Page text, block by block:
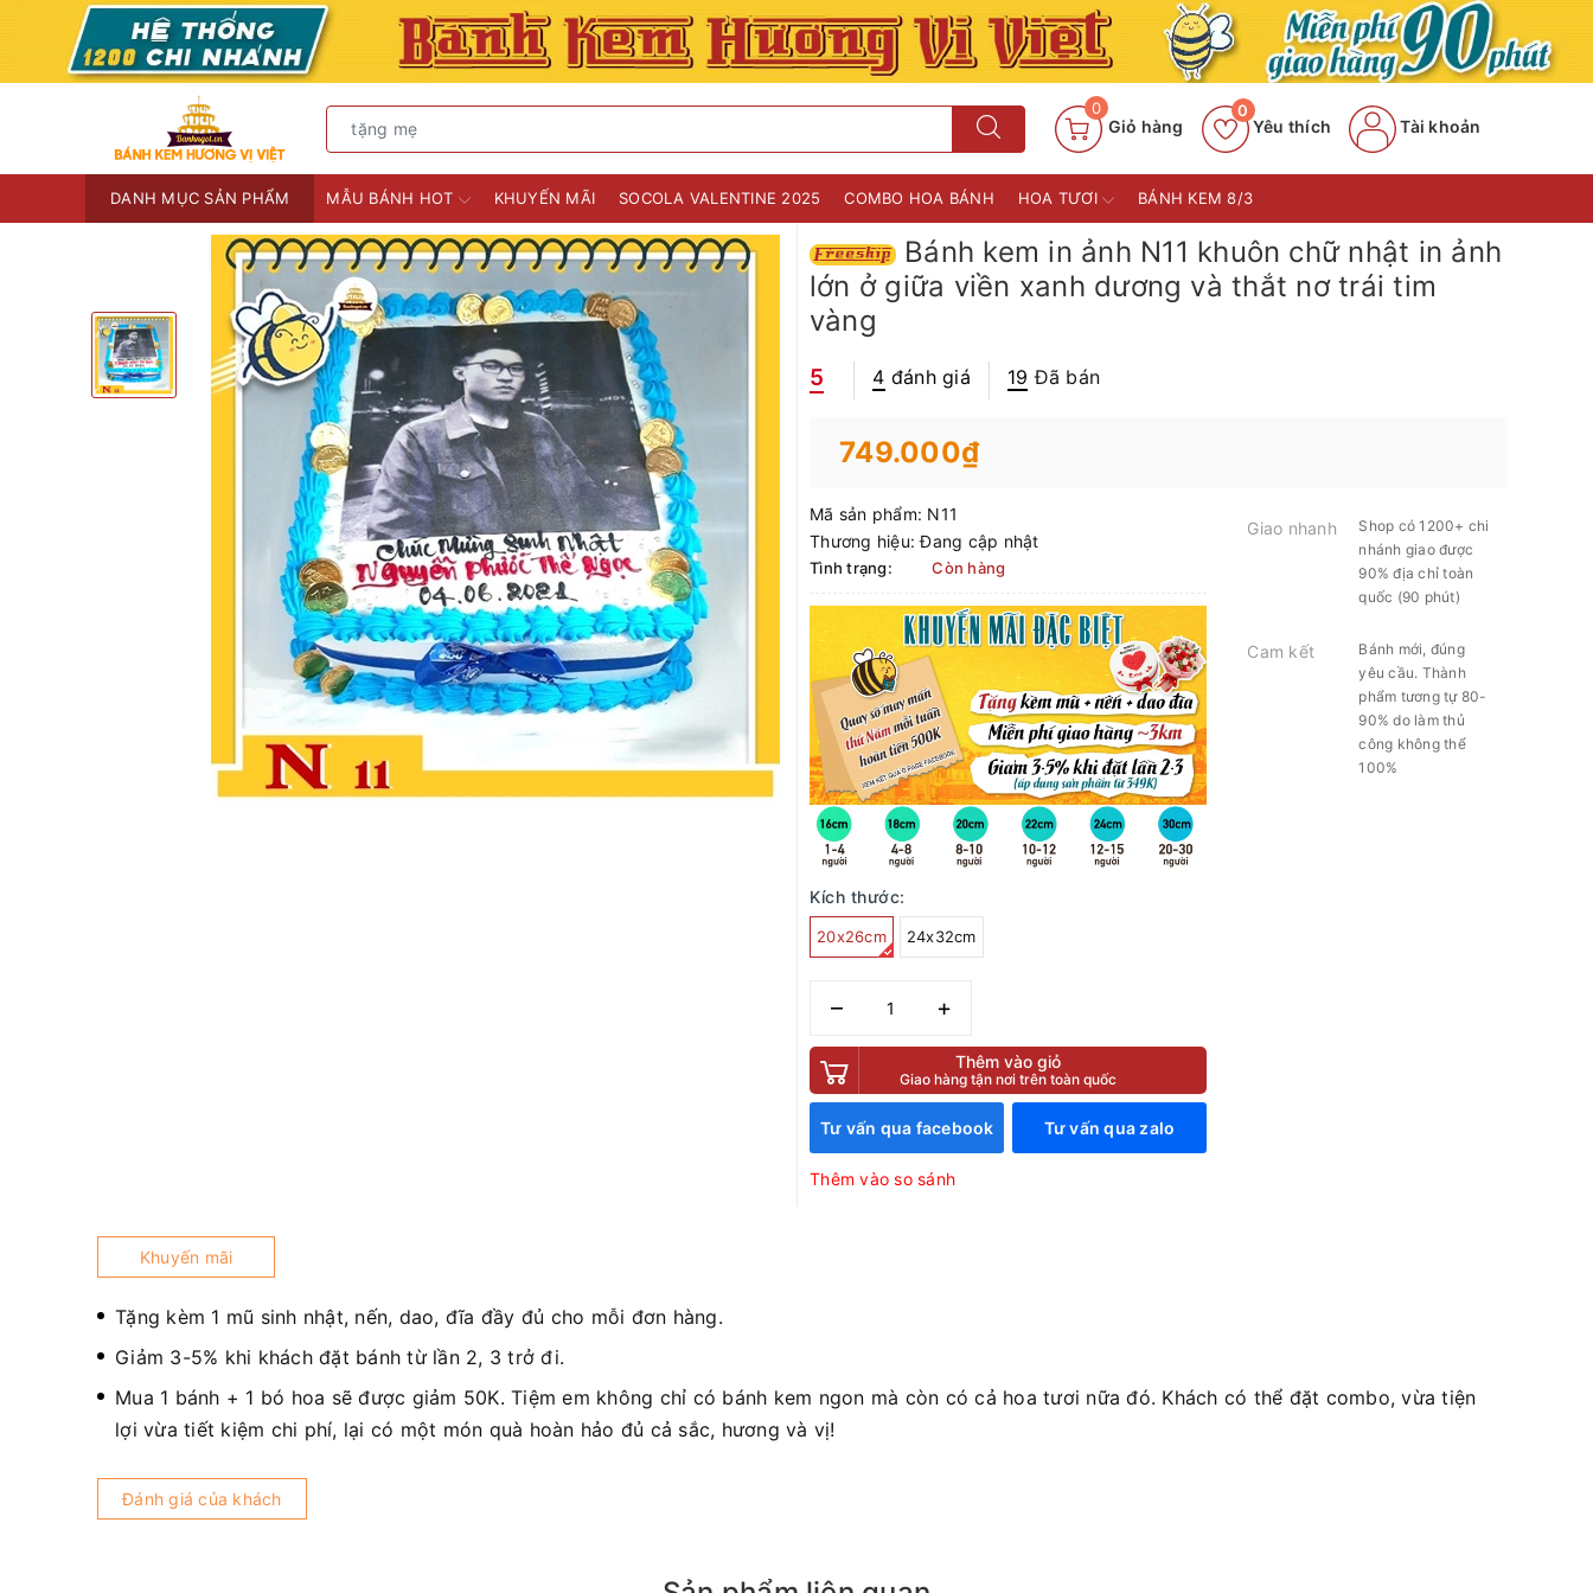
0
Giỏ hàng Yêu thích
0
Tài khoản
DANH MỤC SẢN PHẨM MẪU BÁNH HOT KHUYẾN MÃI SOCOLA VALENTINE 2025 COMBO HOA BÁNH HOA TƯƠI BÁNH KEM 8/3
Bánh kem in ảnh N11 khuôn chữ nhật in ảnh
lớn ở giữa viền xanh dương và thắt nơ trái tim
vàng
5 4 đánh giá 19 Đã bán
749.000₫
Mã sản phẩm: N11
Thương hiệu: Đang cập nhật
Tình trạng: Còn hàng
Kích thước:
20x26cm 24x32cm
– +
Thêm vào giỏ
Giao hàng tận nơi trên toàn quốc
Tư vấn qua facebook Tư vấn qua zalo
Thêm vào so sánh
Giao nhanh
Shop có 1200+ chi
nhánh giao được
90% địa chỉ toàn
quốc (90 phút)
Cam kết
Bánh mới, đúng
yêu cầu. Thành
phẩm tương tự 80-
90% do làm thủ
công không thể
100%
Khuyến mãi
Tặng kèm 1 mũ sinh nhật, nến, dao, đĩa đầy đủ cho mỗi đơn hàng.
Giảm 3-5% khi khách đặt bánh từ lần 2, 3 trở đi.
Mua 1 bánh + 1 bó hoa sẽ được giảm 50K. Tiệm em không chỉ có bánh kem ngon mà còn có cả hoa tươi nữa đó. Khách có thể đặt combo, vừa tiện
lợi vừa tiết kiệm chi phí, lại có một món quà hoàn hảo đủ cả sắc, hương và vị!
Đánh giá của khách